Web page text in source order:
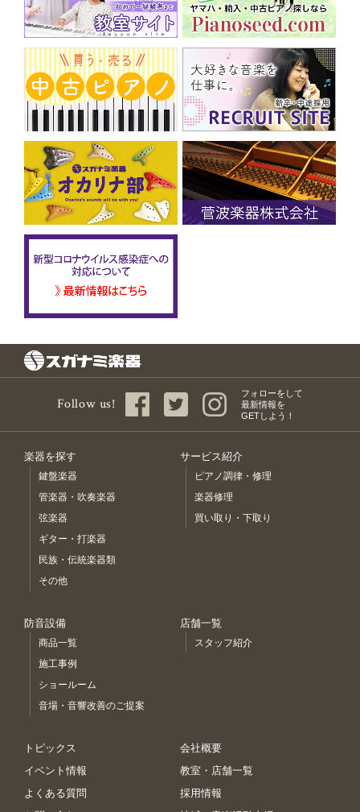
Follow us!
フォローをして
最新情報を
GETしよう！
楽器を探す
鍵盤楽器
管楽器・吹奏楽器
弦楽器
ギター・打楽器
民族・伝統楽器類
その他
サービス紹介
ピアノ調律・修理
楽器修理
買い取り・下取り
防音設備
商品一覧
施工事例
ショールーム
音場・音響改善のご提案
店舗一覧
スタッフ紹介
トピックス
イベント情報
よくある質問
会社概要
教室・店舗一覧
採用情報